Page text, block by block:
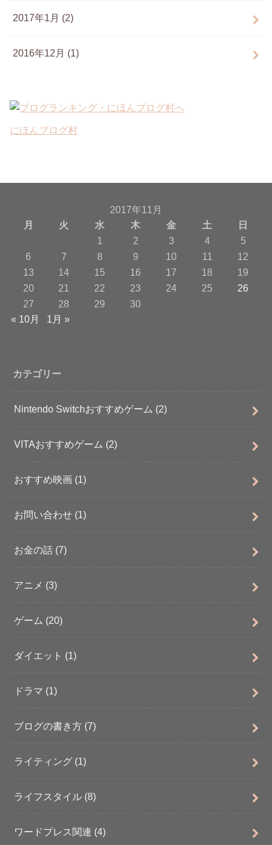
2017年1月 (2)
2016年12月 (1)
にほんブログ村
2017年11月
月
火 水 木 金 土
日
1
2 3 4
5
6
7 8 9 10 11
12
13
14 15 16 17 18
19
20
21 22 23 24 25
26
27
28 29
30
« 10月
1月 »
カテゴリー
Nintendo Switchおすすめゲーム (2)
VITAおすすめゲーム (2)
おすすめ映画 (1)
お問い合わせ (1)
お金の話 (7)
アニメ (3)
ゲーム (20)
ダイエット (1)
ドラマ (1)
ブログの書き方 (7)
ライティング (1)
ライフスタイル (8)
ワードプレス関連 (4)